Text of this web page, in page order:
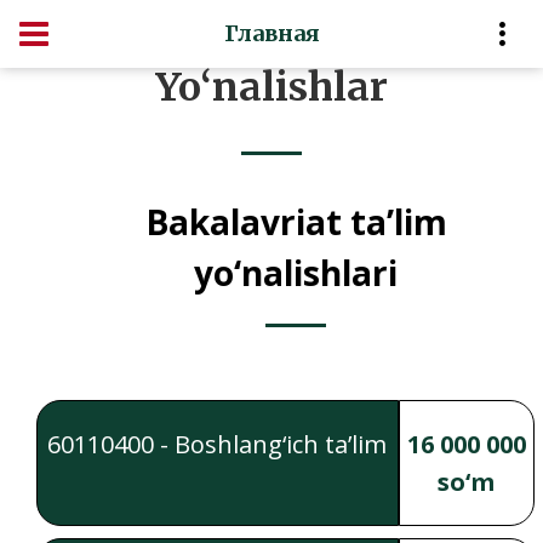
Главная
Yo‘nalishlar
Bakalavriat ta’lim
yo‘nalishlari
60110400 - Boshlang‘ich ta’lim
16 000 000
so‘m